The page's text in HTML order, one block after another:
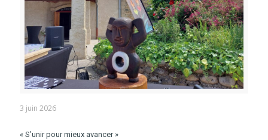
3 juin 2026
« S’unir pour mieux avancer »